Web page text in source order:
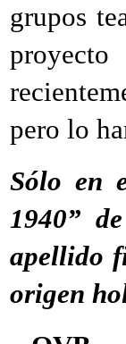
grupos
proyecto
pero lo
Sólo en
1940”
apellido
origen